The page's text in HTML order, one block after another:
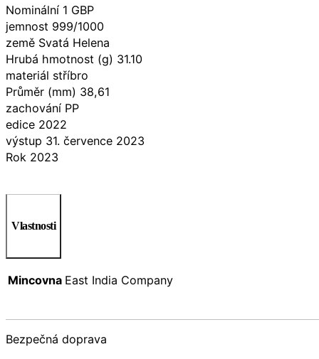
Nominální 1 GBP
jemnost 999/1000
země Svatá Helena
Hrubá hmotnost (g) 31.10
materiál stříbro
Průměr (mm) 38,61
zachování PP
edice 2022
výstup 31. července 2023
Rok 2023
Vlastnosti
Mincovna East India Company
Bezpečná doprava